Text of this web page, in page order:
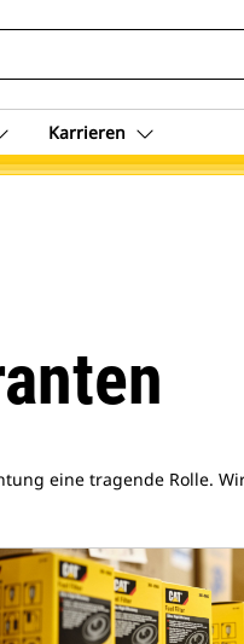
Karrieren
eine tragende Rolle.